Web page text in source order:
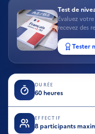
Test de
Évaluez
recevez des
Tester
DURÉE
60 heures
EFFECTIF
8 participants